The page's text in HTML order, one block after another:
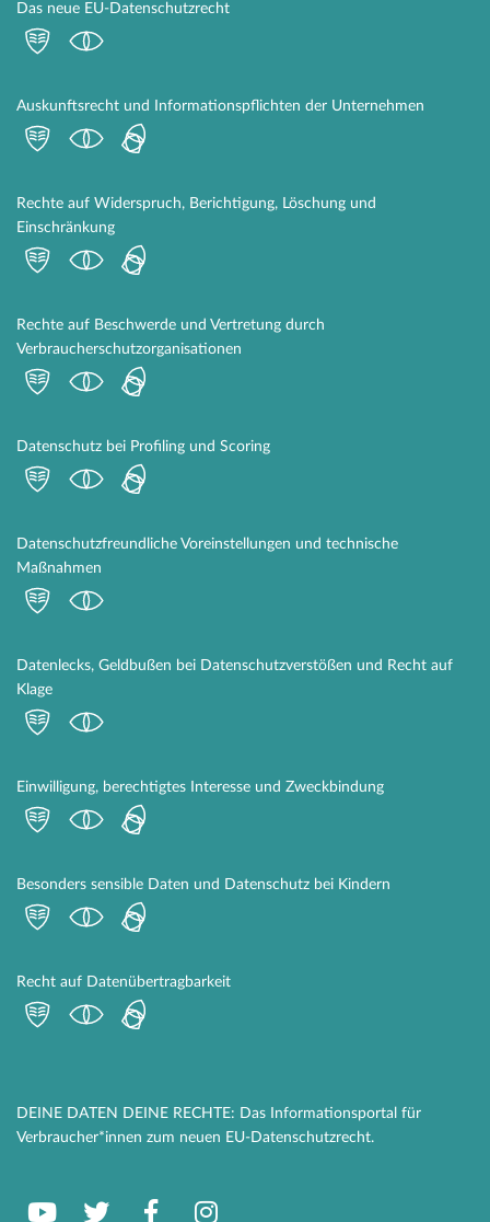
Das neue EU-Datenschutzrecht
Auskunftsrecht und Informationspflichten der Unternehmen
Rechte auf Widerspruch, Berichtigung, Löschung und
Einschränkung
Rechte auf Beschwerde und Vertretung durch
Verbraucherschutzorganisationen
Datenschutz bei Profiling und Scoring
Datenschutzfreundliche Voreinstellungen und technische
Maßnahmen
Datenlecks, Geldbußen bei Datenschutzverstößen und Recht auf
Klage
Einwilligung, berechtigtes Interesse und Zweckbindung
Besonders sensible Daten und Datenschutz bei Kindern
Recht auf Datenübertragbarkeit
DEINE DATEN DEINE RECHTE: Das Informationsportal für
Verbraucher*innen zum neuen EU-Datenschutzrecht.